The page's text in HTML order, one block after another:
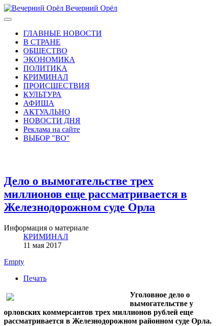
Вечерний Орёл
ГЛАВНЫЕ НОВОСТИ
В СТРАНЕ
ОБЩЕСТВО
ЭКОНОМИКА
ПОЛИТИКА
КРИМИНАЛ
ПРОИСШЕСТВИЯ
КУЛЬТУРА
АФИША
АКТУАЛЬНО
НОВОСТИ ДНЯ
Реклама на сайте
ВЫБОР "ВО"
Дело о вымогательстве трех
миллионов еще рассматривается в
Железнодорожном суде Орла
Информация о материале
КРИМИНАЛ
11 мая 2017
Empty
Печать
Уголовное дело о
вымогательстве у
орловских коммерсантов трех миллионов рублей еще
рассматривается в Железнодорожном районном суде Орла.